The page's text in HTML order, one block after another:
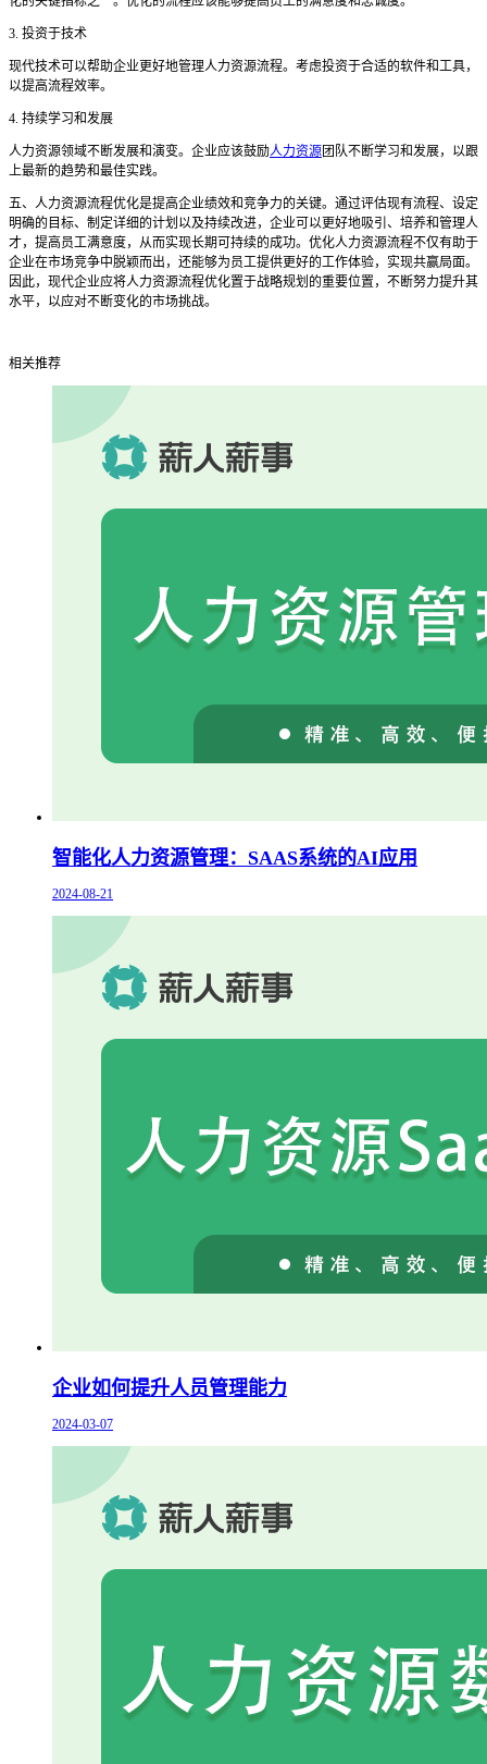
3. 投资于技术
现代技术可以帮助企业更好地管理人力资源流程。考虑投资于合适的软件和工具，
以提高流程效率。
4. 持续学习和发展
人力资源领域不断发展和演变。企业应该鼓励人力资源团队不断学习和发展，以跟
上最新的趋势和最佳实践。
五、人力资源流程优化是提高企业绩效和竞争力的关键。通过评估现有流程、设定
明确的目标、制定详细的计划以及持续改进，企业可以更好地吸引、培养和管理人
才，提高员工满意度，从而实现长期可持续的成功。优化人力资源流程不仅有助于
企业在市场竞争中脱颖而出，还能够为员工提供更好的工作体验，实现共赢局面。
因此，现代企业应将人力资源流程优化置于战略规划的重要位置，不断努力提升其
水平，以应对不断变化的市场挑战。
相关推荐
智能化人力资源管理：SAAS系统的AI应用
2024-08-21
企业如何提升人员管理能力
2024-03-07